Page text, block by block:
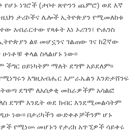
የሆኑ ነገሮች (ታቦተ ጽዮንን ጨምሮ) ወደ እኛ
ታሪኮችና ሌሎች ኢትዮጵያን የሚመለከቱ
አብራርተው የጻፉት እነ ኦሪገን፣ ዮሐንስ
ልዩ መሆኗንና ገልጠው ገና ከ2ኛው
ቀላል ስላልሆኑ ነው፡፡
ችግር ዐይነካትም ማለት ደግሞ አይደለም፡፡
እግዚአብሔር እሥራኤልን እንድታሸንፍ
ደግሞ ለአሰቃቂ መከራዎችም አሳልፎ
ደግሞ እንዴት ወደ ክብር እንደሚመልሳትም
ነው፡፡ በታሪካችን ውድቀቶቻችንም ሆኑ
የሚነሡ መሆኑን የታሪክ አጥኚዎች ሳይቀሩ